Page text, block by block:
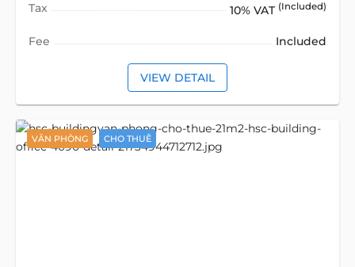
Tax 10% VAT (Included)
Fee Included
VIEW DETAIL
VĂN PHÒNG CHO THUÊ